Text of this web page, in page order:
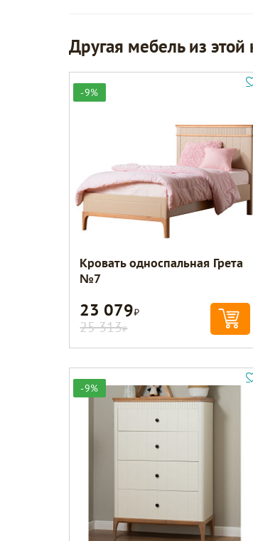
Другая мебель из
-9%
Кровать односпальная Грета
№7
23 079Р
25 313Р
-9%